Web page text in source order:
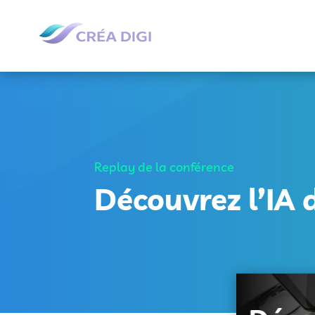
Replay de la conférence
Découvrez